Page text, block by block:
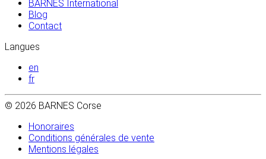
BARNES International
Blog
Contact
Langues
en
fr
© 2026 BARNES Corse
Honoraires
Conditions générales de vente
Mentions légales